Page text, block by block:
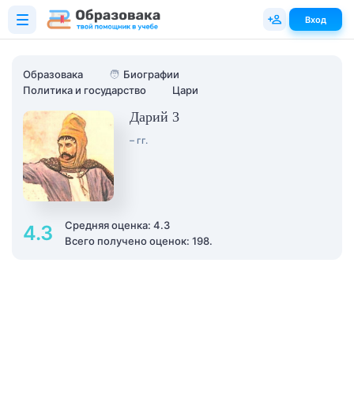
Образовака 🧑 Биографии
Политика и государство
Цари
Дарий 3
– гг.
4.3
Средняя оценка: 4.3
Всего получено оценок: 198.
Вход